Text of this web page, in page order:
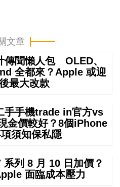
文章
聞懶人包 OLED、
全都來？Apple 或迎
最大改款
手手機trade in官方vs
金價較好？8個iPhone
須知保私隱
列 8 月 10 日加價？
面臨成本壓力